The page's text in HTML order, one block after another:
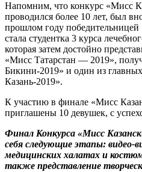
Напомним, что конкурс «Мисс
проводился более 10 лет, был
прошлом году
стала студентка 3 курса
которая затем достойно
«Мисс Татарстан — 2019»,
Бикини-2019» и один из
Казань-2019».
К участию в финале «Мисс
приглашены 10 девушек, с
Финал Конкурса «Мисс
себя следующие этапы: видео-
медицинских халатах и
также представление